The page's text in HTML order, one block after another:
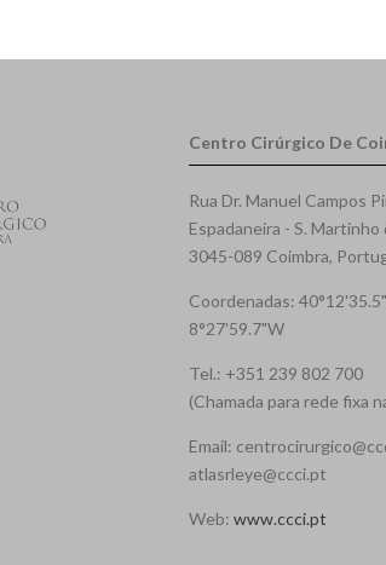
Centro Cirúrgico De
Rua Dr. Manuel Campos
Espadaneira - S. Martinho
3045-089 Coimbra,
Coordenadas:
8°27'59.7"W
Tel.: +351 239 802 700
(Chamada para rede fixa
Email:
atlasrleye@ccci.pt
Web: www.ccci.pt